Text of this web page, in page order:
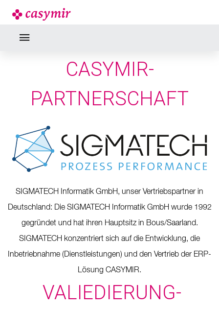
CASYMIR-
PARTNERSCHAFT
SIGMATECH Informatik GmbH, unser Vertriebspartner in
Deutschland: Die SIGMATECH Informatik GmbH wurde 1992
gegründet und hat ihren Hauptsitz in Bous/Saarland.
SIGMATECH konzentriert sich auf die Entwicklung, die
Inbetriebnahme (Dienstleistungen) und den Vertrieb der ERP-
Lösung CASYMIR.
VALIEDIERUNG-